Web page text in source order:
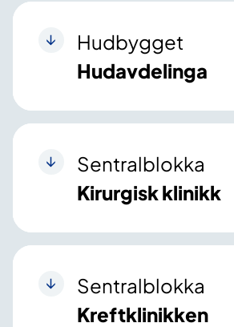
Hudbygget
Hudavdelinga
Sentralblokka
Kirurgisk klinikk
Sentralblokka
Kreftklinikken